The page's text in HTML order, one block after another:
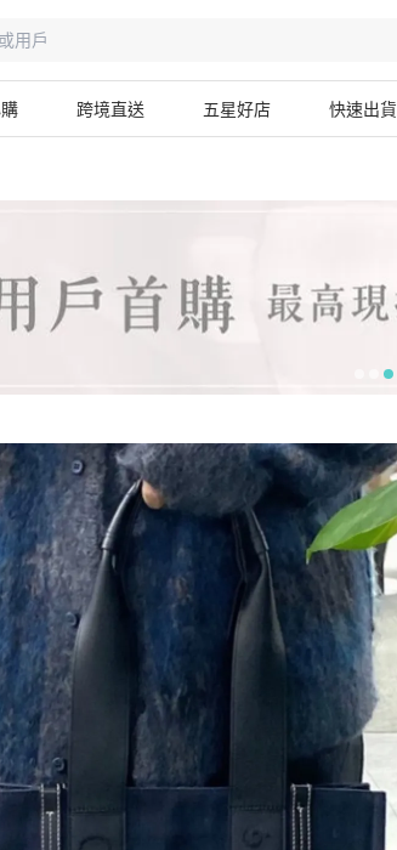
跨境直送 五星好店 快速出貨